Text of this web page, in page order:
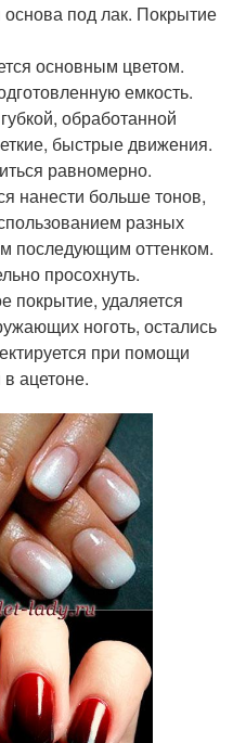
под лак. Покрытие
основным цветом.
емкость.
обработанной
быстрые движения.
равномерно.
нанести больше тонов,
разных
последующим оттенком.
просохнуть.
покрытие, удаляется
ноготь, остались
при помощи
ацетоне.